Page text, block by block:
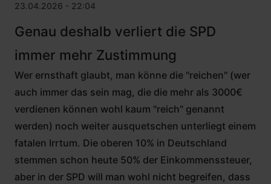
23.04.2026 - 22:04
Genau deshalb verliert die SPD
immer mehr Zustimmung
Wer ernsthaft glaubt, man könne die "reichen" (wer
auch immer das sein mag, die die mehr als 3000€
verdienen können wohl kaum "reich" genannt
werden) noch weiter ausquetschen unterliegt einem
fatalen Irrtum. Die oberen 10% in Deutschland
stemmen schon heute 50% der Einkommenssteuer,
aber in der SPD will man wohl nicht begreifen, dass